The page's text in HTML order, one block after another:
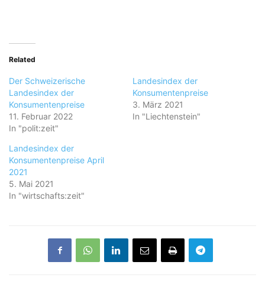
Related
Der Schweizerische
Landesindex der
Konsumentenpreise
11. Februar 2022
In "polit:zeit"
Landesindex der
Konsumentenpreise
3. März 2021
In "Liechtenstein"
Landesindex der
Konsumentenpreise April
2021
5. Mai 2021
In "wirtschafts:zeit"